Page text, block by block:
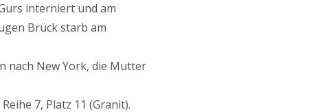
interniert und am
Brück starb am
nach New York, die Mutter
7, Platz 11 (Granit).